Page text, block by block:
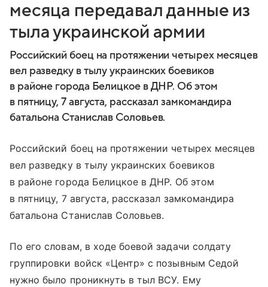
месяца передавал данные из
тыла украинской армии
Российский боец на протяжении четырех месяцев
вел разведку в тылу украинских боевиков
в районе города Белицкое в ДНР. Об этом
в пятницу, 7 августа, рассказал замкомандира
батальона Станислав Соловьев.
Российский боец на протяжении четырех месяцев
вел разведку в тылу украинских боевиков
в районе города Белицкое в ДНР. Об этом
в пятницу, 7 августа, рассказал замкомандира
батальона Станислав Соловьев.
По его словам, в ходе боевой задачи солдату
группировки войск «Центр» с позывным Седой
нужно было проникнуть в тыл ВСУ. Ему